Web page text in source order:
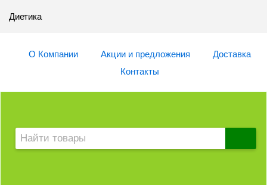
Диетика
О Компании Акции и предложения
Доставка
Контакты